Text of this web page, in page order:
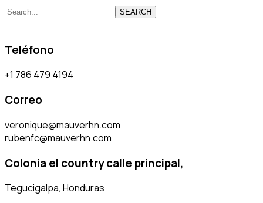
SEARCH
Teléfono
+1 786 479 4194
Correo
veronique@mauverhn.com
rubenfc@mauverhn.com
Colonia el country calle principal,
Tegucigalpa, Honduras